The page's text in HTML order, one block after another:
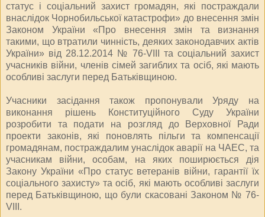
статус і соціальний захист громадян, які постраждали
внаслідок Чорнобильської катастрофи» до внесення змін
Законом України «Про внесення змін та визнання
такими, що втратили чинність, деяких законодавчих актів
України» від 28.12.2014 № 76-VIII та соціальний захист
учасників війни, членів сімей загиблих та осіб, які мають
особливі заслуги перед Батьківщиною.
Учасники засідання також пропонували Уряду на
виконання рішень Конституційного Суду України
розробити та подати на розгляд до Верховної Ради
проекти законів, які поновлять пільги та компенсації
громадянам, постраждалим унаслідок аварії на ЧАЕС, та
учасникам війни, особам, на яких поширюється дія
Закону України «Про статус ветеранів війни, гарантії їх
соціального захисту» та осіб, які мають особливі заслуги
перед Батьківщиною, що були скасовані Законом № 76-
VIII.